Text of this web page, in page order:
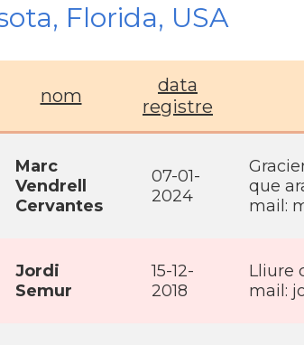
Florida, USA
nom
data
registre
Marc
Vendrell
Cervantes
07-01-
2024
que
mail:
Jordi
Semur
15-12-
2018
Lliure
mail: